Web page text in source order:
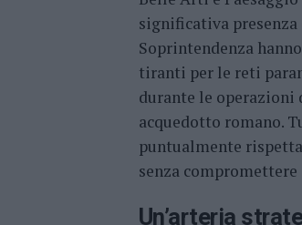
significativa
Soprintendenza
tiranti per le reti
durante le operazioni
acquedotto romano.
puntualmente
senza
Un’arteria